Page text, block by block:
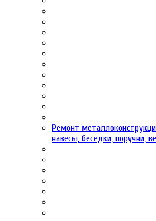
Ремонт
навесы, беседки, поручни,